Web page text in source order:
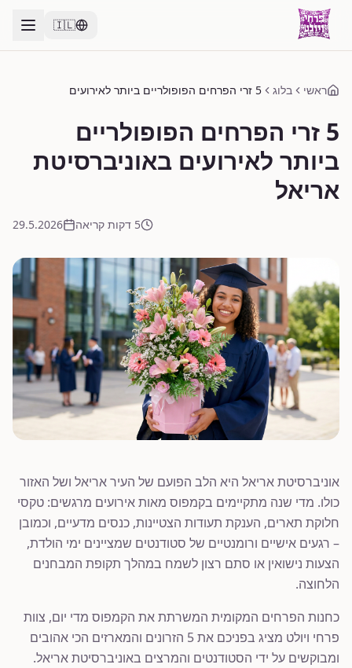
🇮🇱
ראשי בלוג
5 זרי הפרחים הפופולריים ביותר לאירועים
5 זרי הפרחים הפופולריים
ביותר לאירועים באוניברסיטת
אריאל
5 דקות קריאה 29.5.2026
אוניברסיטת אריאל היא הלב הפועם של העיר אריאל ושל האזור
כולו. מדי שנה מתקיימים בקמפוס מאות אירועים מרגשים: טקסי
חלוקת תארים, הענקת תעודות הצטיינות, כנסים מדעיים, וכמובן
– רגעים אישיים ורומנטיים של סטודנטים שמציינים ימי הולדת,
הצעות נישואין או סתם רצון לשמח במהלך תקופת המבחנים
הלחוצה.
כחנות הפרחים המקומית המשרתת את הקמפוס מדי יום, צוות
פרחי ויולט מציג בפניכם את 5 הזרונים והמארזים הכי אהובים
ומבוקשים על ידי הסטודנטים והמרצים באוניברסיטת אריאל.